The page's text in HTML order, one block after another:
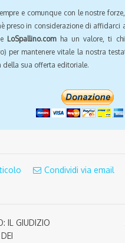
e comunque con le nostre
preso in considerazione di affidarci
LoSpallino.comha un valore, ti
per mantenere vitale la nostra
sua offerta editoriale.
Condividi via email
IL GIUDIZIO